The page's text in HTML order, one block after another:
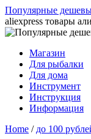
Популярные
aliexpress товары
Перейти
содержимому
Магазин
Для рыбалки
Для дома
Инструмент
Инструкция
Информация
Home / до 100